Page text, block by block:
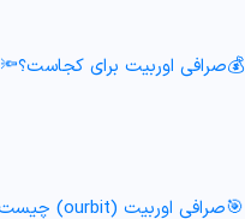
💰صرافی اوربیت برای کجاست؟🔦
🎯صرافی اوربیت (ourbit) چیست؟🌟